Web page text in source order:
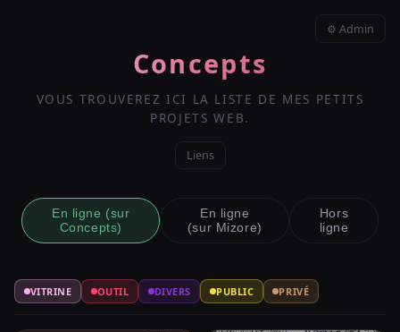
Concepts
VOUS TROUVEREZ ICI LA LISTE DE MES PETITS
PROJETS WEB.
Liens
⚙ Admin
En ligne (sur
Concepts)
En ligne
(sur Mizore)
Hors
ligne
VITRINE OUTIL DIVERS PUBLIC PRIVÉ